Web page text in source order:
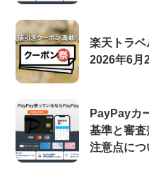
楽天トラベ
2026年6月
PayPayカ
基準と審
注意点につ